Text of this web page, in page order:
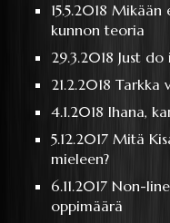
15.5.2018Mikään
kunnon teoria
29.3.2018 Just do
21.2.2018Tarkka
4.1.2018Ihana,
5.12.2017Mitä
mieleen?
6.11.2017Non-
oppimäärä